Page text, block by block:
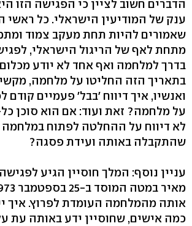
הדברים חשוב לציין כי הפגישה הזו
ענק של המודיעין הישראלי. כל ראשי
שאמורים להיות תחת מעקב צמוד
מתחת לאף של הריגול הישראלי,
בדרך למלחמה ואף אחד לא יודע
בתאריך הזה החליטו על מלחמה,
ואנשיו, איך דיווח 'בבל' פעמיים
על מלחמה? זאת ועוד: אם הוא סוכן
לא דיווח על ההחלטה לפתוח במלחמה
שהתקבלה באותה ועידת פסגה?
עניין נוסף: המלך חוסיין הגיע
אותה מהמלחמה העומדת לפרוץ. איך
כמה אישים, שחוסיין ידע באותה עת